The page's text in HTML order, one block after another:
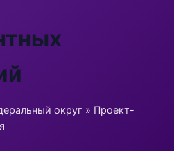
округ » Проект-